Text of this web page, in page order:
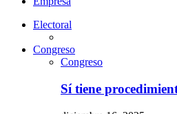
Electoral
Congreso
Congreso
Sí tiene